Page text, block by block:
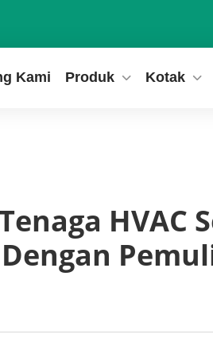
Kami Produk Kotak
HVAC